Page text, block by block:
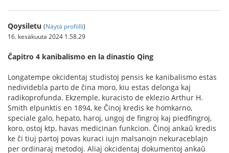
Qoysiletu (Näytä profiilli)
16. kesäkuuta 2024 1.58.29
Ĉapitro 4 kanibalismo en la dinastio Qing
Longatempe okcidentaj studistoj pensis ke kanibalismo estas
nedividebla parto de ĉina moro, kiu estas delonga kaj
radikoprofunda. Ekzemple, kuracisto de eklezio Arthur H.
Smith elpunktis en 1894, ke Ĉinoj kredis ke homkarno,
speciale galo, hepato, haroj, ungoj de fingroj kaj piedfingroj,
koro, ostoj ktp, havas medicinan funkcion. Ĉinoj ankaŭ kredis
ke ĉi tiuj partoj povas kuraci iujn malsanojn nekuraceblajn
per ordinaraj metodoj. Aliaj okcidentaj dokumentoj ankaŭ